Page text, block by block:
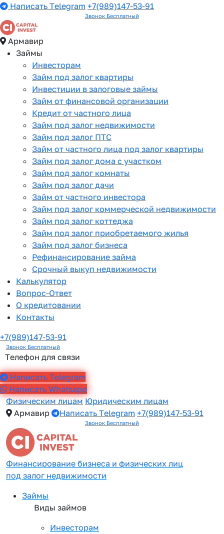
Написать Telegram +7(989)147-53-91
Звонок Бесплатный
Армавир
Займы
Инвесторам
Займ под залог квартиры
Инвестиции в залоговые займы
Займ от финансовой организации
Кредит от частного лица
Займ под залог недвижимости
Займ под залог ПТС
Займ от частного лица под залог квартиры
Займ под залог дома с участком
Займ под залог комнаты
Займ под залог дачи
Займ от частного инвестора
Займ под залог коммерческой недвижимости
Займ под залог коттеджа
Займ под залог приобретаемого жилья
Займ под залог бизнеса
Рефинансирование займа
Срочный выкуп недвижимости
Калькулятор
Вопрос-Ответ
О кредитовании
Контакты
+7(989)147-53-91
Звонок Бесплатный
Телефон для связи
Написать Telegram
Написать Whatsapp
Физическим лицам Юридическим лицам
Армавир
Написать Telegram +7(989)147-53-91
Звонок Бесплатный
Финансирование бизнеса и физических лиц
под залог недвижимости
Займы
Виды займов
Инвесторам